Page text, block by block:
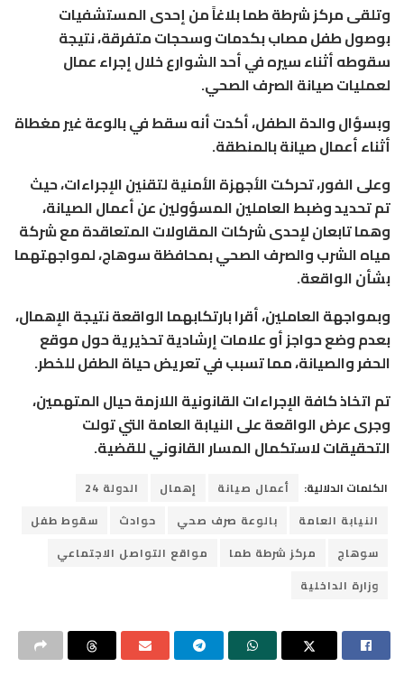
وتلقى مركز شرطة طما بلاغاً من إحدى المستشفيات
بوصول طفل مصاب بكدمات وسحجات متفرقة، نتيجة
سقوطه أثناء سيره في أحد الشوارع خلال إجراء عمال
لعمليات صيانة الصرف الصحي.
وبسؤال والدة الطفل، أكدت أنه سقط في بالوعة غير مغطاة
أثناء أعمال صيانة بالمنطقة.
وعلى الفور، تحركت الأجهزة الأمنية لتقنين الإجراءات، حيث
تم تحديد وضبط العاملين المسؤولين عن أعمال الصيانة،
وهما تابعان لإحدى شركات المقاولات المتعاقدة مع شركة
مياه الشرب والصرف الصحي بمحافظة سوهاج، لمواجهتهما
بشأن الواقعة.
وبمواجهة العاملين، أقرا بارتكابهما الواقعة نتيجة الإهمال،
بعدم وضع حواجز أو علامات إرشادية تحذيرية حول موقع
الحفر والصيانة، مما تسبب في تعريض حياة الطفل للخطر.
تم اتخاذ كافة الإجراءات القانونية اللازمة حيال المتهمين،
وجرى عرض الواقعة على النيابة العامة التي تولت
التحقيقات لاستكمال المسار القانوني للقضية.
الكلمات الدلالية: أعمال صيانة إهمال
الدولة 24
النيابة العامة
بالوعة صرف صحي حوادث
سقوط طفل
سوهاج
مركز شرطة طما
مواقع التواصل الاجتماعي
وزارة الداخلية